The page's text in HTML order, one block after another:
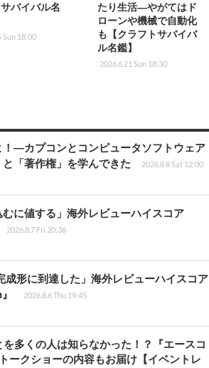
バイバル名
Sun 18:00
たり生活―やがてはド
ローンや機械で自動化
も【クラフトサバイバ
ル名鑑】
2026.6.21 Sun 18:30
―カプコンとコンピュータソフトウェア
「著作権」を学んできた
2026.8.8 Sat 12:00
に値する」海外レビューハイスコア
2026.8.7 Fri 20:36
成形に到達した」海外レビューハイスコア
2026.8.6 Thu 19:45
多くの人は知らなかった！？『エースコ
ークショーの内容もお届け【イベントレ